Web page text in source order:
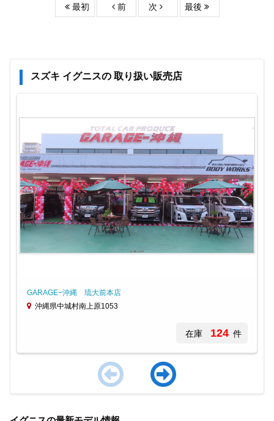
最初 前 次 最後
スズキ イグニスの 取り扱い販売店
GARAGE−沖縄 琉大前本店
沖縄県中城村南上原1053
在庫 124 件